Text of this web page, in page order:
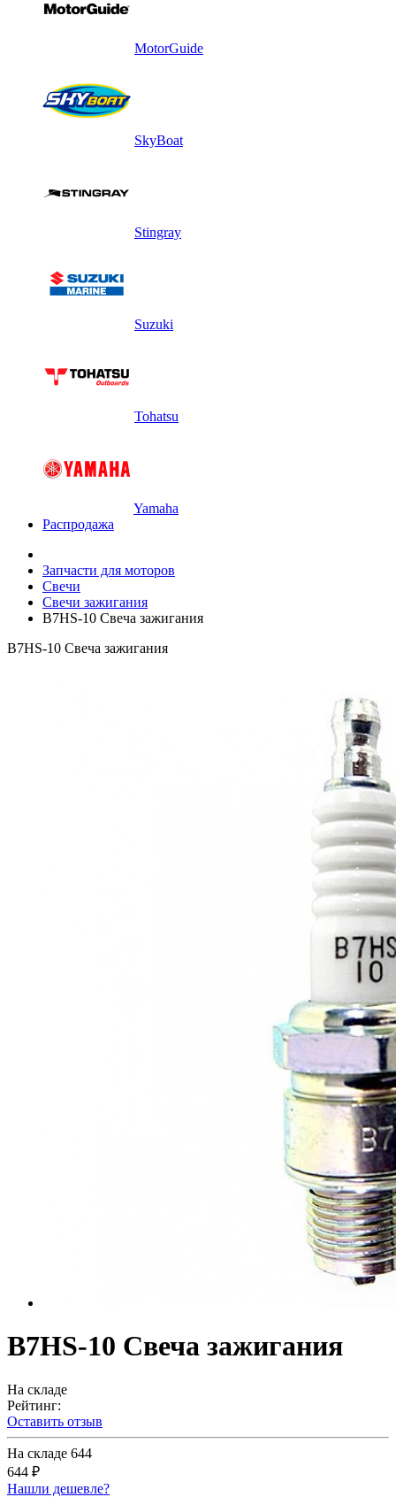
MotorGuide
SkyBoat
Stingray
Suzuki
Tohatsu
Yamaha
Распродажа
Запчасти для моторов
Свечи
Свечи зажигания
B7HS-10 Свеча зажигания
B7HS-10 Свеча зажигания
B7HS-10 Свеча зажигания
На складе
Рейтинг:
Оставить отзыв
На складе 644
644 ₽
Нашли дешевле?